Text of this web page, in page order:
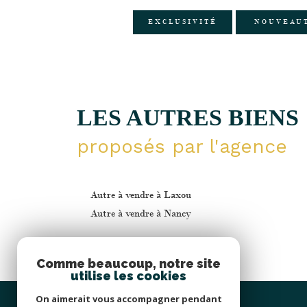
EXCLUSIVITÉ
LES AUTRES BIENS
proposés par l'agence
Autre à vendre à Laxou
Autre à vendre à Nancy
Comme beaucoup, notre site
utilise les cookies
On aimerait vous accompagner pendant